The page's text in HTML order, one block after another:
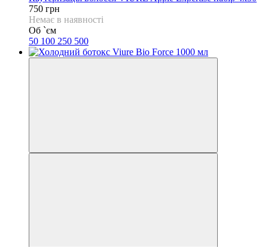
750 грн
Немає в наявності
Об `єм
50 100 250 500